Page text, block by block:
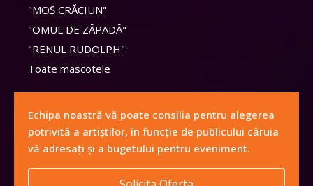
"MOȘ CRĂCIUN"
"OMUL DE ZĂPADĂ"
"RENUL RUDOLPH"
Toate mascotele
Echipa noastră vă poate consilia pentru alegerea
potrivită a artiștilor, în funcție de publicului căruia
vă adresați și a bugetului pentru eveniment.